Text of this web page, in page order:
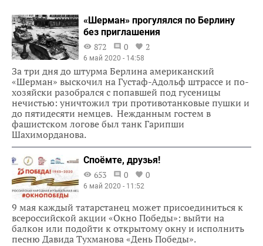
«Шерман» прогулялся по Берлину
без приглашения
872
0 2
6 май 2020 - 14:58
За три дня до штурма Берлина американский
«Шерман» выскочил на Густаф-Адольф штрассе и по-
хозяйски разобрался с попавшей под гусеницы
нечистью: уничтожил три противотанковые пушки и
до пятидесяти немцев. Нежданным гостем в
фашистском логове был танк Гарипши
Шахиморданова.
Споёмте, друзья!
653
0 0
6 май 2020 - 11:52
9 мая каждый татарстанец может присоединиться к
всероссийской акции «Окно Победы»: выйти на
балкон или подойти к открытому окну и исполнить
песню Давида Тухманова «День Победы».